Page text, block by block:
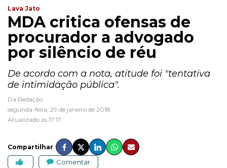
Lava Jato
MDA critica ofensas de
procurador a advogado
por silêncio de réu
De acordo com a nota, atitude foi "tentativa
de intimidação pública".
Da Redação
segunda-feira, 29 de janeiro de 2018
Atualizado às 17:17
Compartilhar
Comentar